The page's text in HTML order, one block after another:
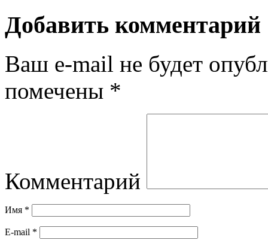
Добавить комментарий
Ваш e-mail не будет
помечены *
Комментарий
Имя *
E-mail *